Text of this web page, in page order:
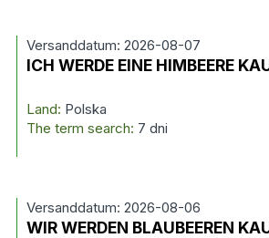
Versanddatum: 2026-08-07
ICH WERDE EINE HIMBEERE
Land: Polska
The term search: 7 dni
Versanddatum: 2026-08-06
WIR WERDEN BLAUBEEREN